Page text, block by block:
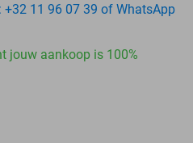
+32 11 96 07 39 of WhatsApp
jouw aankoop is 100%